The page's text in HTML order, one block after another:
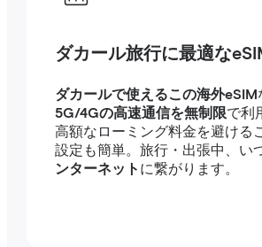
ダカール旅行に最適な
ダカールで使えるこの海外eSIM
5G/4Gの高速通信を無制限で利
高額なローミング料金を避ける
設定も簡単。旅行・出張中、い
ンターネット に繋がります。